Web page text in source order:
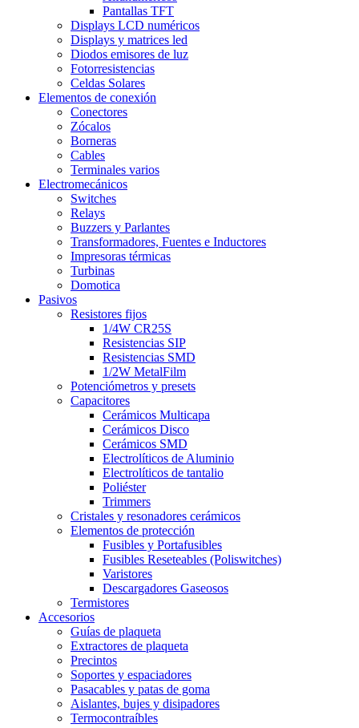
Pantallas TFT
Displays LCD numéricos
Displays y matrices led
Diodos emisores de luz
Fotorresistencias
Celdas Solares
Elementos de conexión
Conectores
Zócalos
Borneras
Cables
Terminales varios
Electromecánicos
Switches
Relays
Buzzers y Parlantes
Transformadores, Fuentes e Inductores
Impresoras térmicas
Turbinas
Domotica
Pasivos
Resistores fijos
1/4W CR25S
Resistencias SIP
Resistencias SMD
1/2W MetalFilm
Potenciómetros y presets
Capacitores
Cerámicos Multicapa
Cerámicos Disco
Cerámicos SMD
Electrolíticos de Aluminio
Electrolíticos de tantalio
Poliéster
Trimmers
Cristales y resonadores cerámicos
Elementos de protección
Fusibles y Portafusibles
Fusibles Reseteables (Poliswitches)
Varistores
Descargadores Gaseosos
Termistores
Accesorios
Guías de plaqueta
Extractores de plaqueta
Precintos
Soportes y espaciadores
Pasacables y patas de goma
Aislantes, bujes y disipadores
Termocontraíbles